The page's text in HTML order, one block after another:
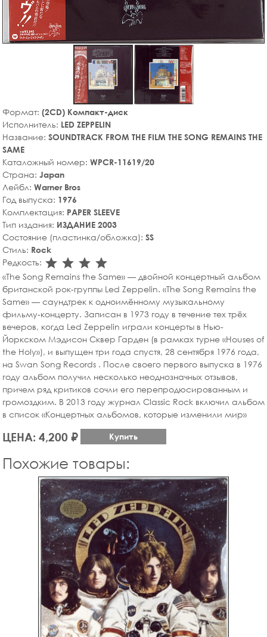
Формат: (2CD) Компакт-диск
Исполнитель: LED ZEPPELIN
Название: SOUNDTRACK FROM THE FILM THE SONG REMAINS THE
SAME
Каталожный номер: WPCR-11619/20
Страна: Japan
Лейбл: Warner Bros
Год выпуска: 1976
Комплектация: PAPER SLEEVE
Тип издания: ИЗДАНИЕ 2003
Состояние (пластинка/обложка): SS
Стиль: Rock
Редкость: star_rate
star_rate
star_rate
star_rate
«The Song Remains the Same» — двойной концертный альбом
британской рок-группы Led Zeppelin. «The Song Remains the
Same» — саундтрек к одноимённому музыкальному
фильму-концерту. Записан в 1973 году в течение тех трёх
вечеров, когда Led Zeppelin играли концерты в Нью-
Йоркском Мэдисон Сквер Гарден (в рамках турне «Houses of
the Holy»), и выпущен три года спустя, 28 сентября 1976 года,
на Swan Song Records . После своего первого выпуска в 1976
году альбом получил несколько неоднозначных отзывов,
причем ряд критиков сочли его перепродюсированным и
громоздким. В 2013 году журнал Classic Rock включил альбом
в список «Концертных альбомов, которые изменили мир»
ЦЕНА: 4,200 ₽ Купить
Похожие товары: